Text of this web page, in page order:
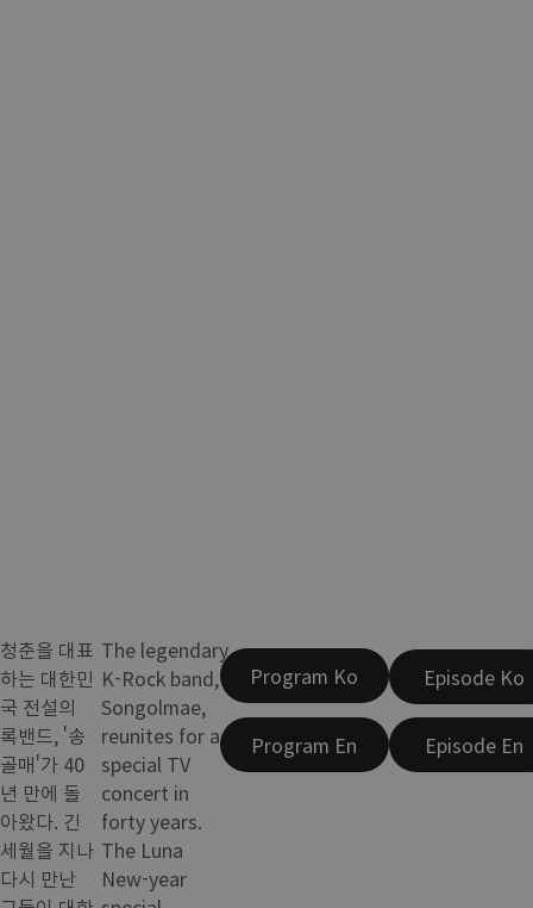
청춘을 대표
하는 대한민
국 전설의
록밴드, '송
골매'가 40
년 만에 돌
아왔다. 긴
세월을 지나
다시 만난
The legendary
K-Rock band,
Songolmae,
reunites for a
special TV
concert in
forty years.
The Luna
New-year
Program Ko
Program En
Episode Ko
Episode En